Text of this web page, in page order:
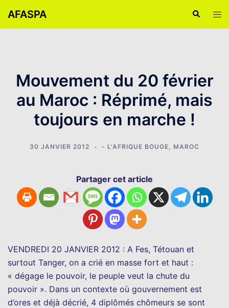
auAFASPA
le
Mouvement du 20 février
au Maroc : Réprimé, mais
toujours en marche !
30 JANVIER 2012 - L'AFRIQUE BOUGE, MAROC
Partager cet article
VENDREDI 20 JANVIER 2012 : A Fes, Tétouan et
surtout Tanger, on a crié en masse fort et haut :
« dégage le pouvoir, le peuple veut la chute du
pouvoir ». Dans un contexte où gouvernement est
d’ores et déjà décrié, 4 diplômés chômeurs se sont